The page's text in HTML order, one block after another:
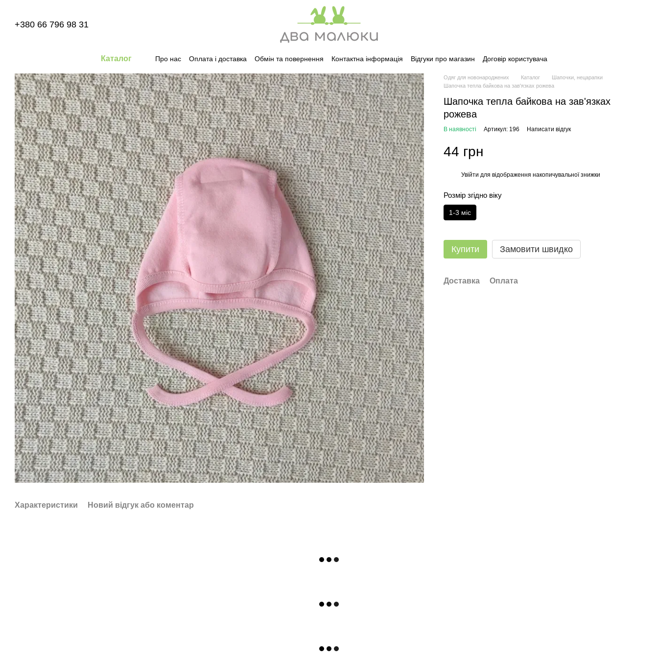
+380 66 796 98 31
Каталог Про нас Оплата і доставка Обмін та повернення Контактна інформація Відгуки про магазин Договір користувача
Характеристики Новий відгук або коментар
Одяг для новонароджених Каталог
Шапочки, нецарапки
Шапочка тепла байкова на зав'язках рожева
Шапочка тепла байкова на зав'язках
рожева
В наявності Артикул: 196 Написати відгук
44 грн
Увійти для відображення накопичувальної знижки
Розмір згідно віку
1-3 міс
Купити Замовити швидко
Доставка Оплата